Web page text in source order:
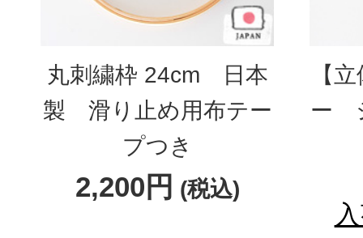
丸刺繍枠 24cm 日本
製 滑り止め用布テー
プつき
2,200円 (税込)
【
ー